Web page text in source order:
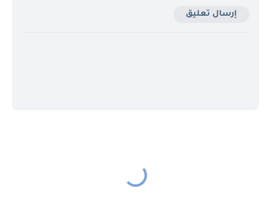
إرسال تعليق